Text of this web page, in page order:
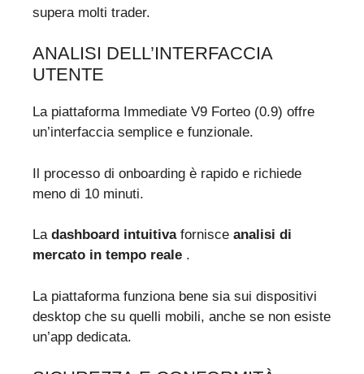
supera molti trader.
ANALISI DELL’INTERFACCIA
UTENTE
La piattaforma Immediate V9 Forteo (0.9) offre
un’interfaccia semplice e funzionale.
Il processo di onboarding è rapido e richiede
meno di 10 minuti.
La dashboard intuitivafornisce analisi di
mercato in tempo reale .
La piattaforma funziona bene sia sui dispositivi
desktop che su quelli mobili, anche se non esiste
un’app dedicata.